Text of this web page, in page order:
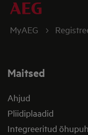
MyAEG
Maitsed
Ahjud
Pliidiplaadid
Integreeritud